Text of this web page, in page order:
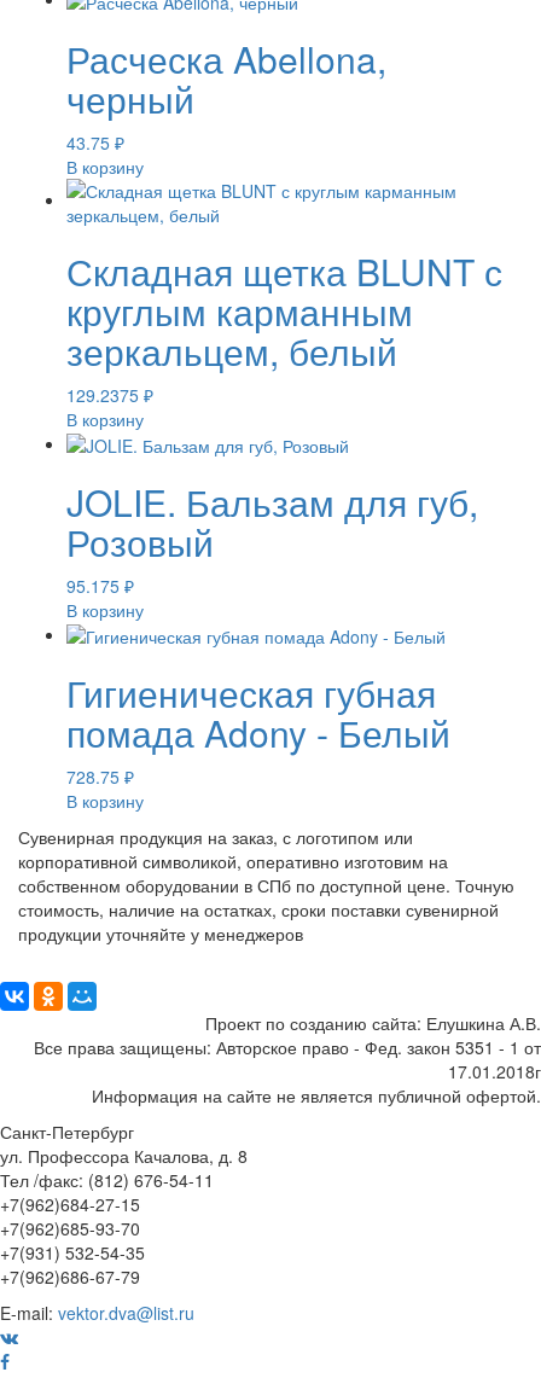
Расческа Abellona,
черный
43.75 ₽
В корзину
Складная щетка BLUNT с
круглым карманным
зеркальцем, белый
129.2375 ₽
В корзину
JOLIE. Бальзам для губ,
Розовый
95.175 ₽
В корзину
Гигиеническая губная
помада Adony - Белый
728.75 ₽
В корзину
Сувенирная продукция на заказ, с логотипом или
корпоративной символикой, оперативно изготовим на
собственном оборудовании в СПб по доступной цене. Точную
стоимость, наличие на остатках, сроки поставки сувенирной
продукции уточняйте у менеджеров
Проект по созданию сайта: Елушкина А.В.
Все права защищены: Авторское право - Фед. закон 5351 - 1 от
17.01.2018г
Информация на сайте не является публичной офертой.
Санкт-Петербург
ул. Профессора Качалова, д. 8
Тел /факс: (812) 676-54-11
+7(962)684-27-15
+7(962)685-93-70
+7(931) 532-54-35
+7(962)686-67-79
E-mail: vektor.dva@list.ru